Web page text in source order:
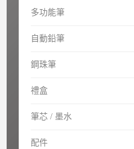
多功能筆
自動鉛筆
鋼珠筆
禮盒
筆芯 / 墨水
配件